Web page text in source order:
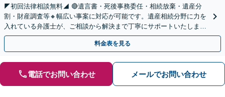
◤初回法律相談無料◢ 🔴遺言書・死後事務委任・相続放棄・遺産分
割・財産調査等🔸幅広い事案に対応が可能です。遺産相続分野に力を
入れている弁護士が、ご相談から解決まで丁寧にサポートいたしま
す。まずはじっくりとお話ししてください。
料金表を見る
電話でお問い合わせ メールでお問い合わせ